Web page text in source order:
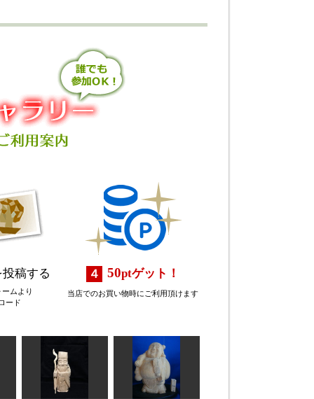
稿する
ムより
ード
50ptゲット！
当店でのお買い物時にご利用頂けます